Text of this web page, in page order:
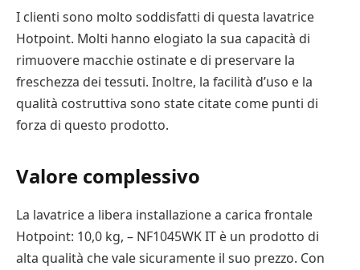
I clienti sono molto soddisfatti di questa lavatrice
Hotpoint. Molti hanno elogiato la sua capacità di
rimuovere macchie ostinate e di preservare la
freschezza dei tessuti. Inoltre, la facilità d’uso e la
qualità costruttiva sono state citate come punti di
forza di questo prodotto.
Valore complessivo
La lavatrice a libera installazione a carica frontale
Hotpoint: 10,0 kg, – NF1045WK IT è un prodotto di
alta qualità che vale sicuramente il suo prezzo. Con